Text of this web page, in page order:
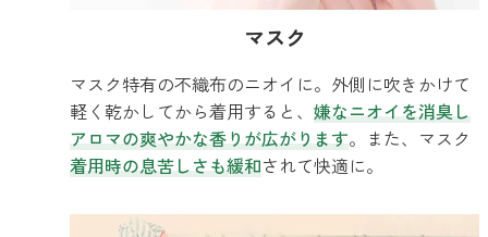
マスク
マスク特有の不織布のニオイに。外側に吹きかけて
軽く乾かしてから着用すると、 嫌なニオイを消臭し
アロマの爽やかな香りが広がります。また、マスク
着用時の息苦しさも緩和されて快適に。